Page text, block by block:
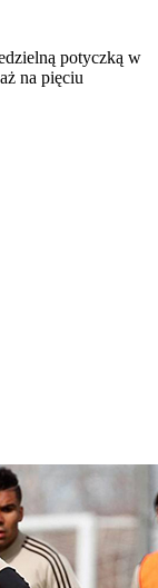
potyczką w
na pięciu